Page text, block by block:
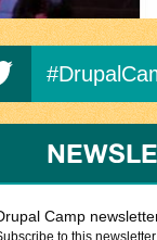
Camp
to this